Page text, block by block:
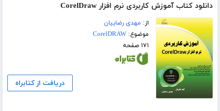
دانلود کتاب آموزش کاربردی نرم افزار CorelDraw
از: مهدی رضاییان
موضوع:CorelDRAW
۱۷۱ صفحه
دریافت از کتابراه